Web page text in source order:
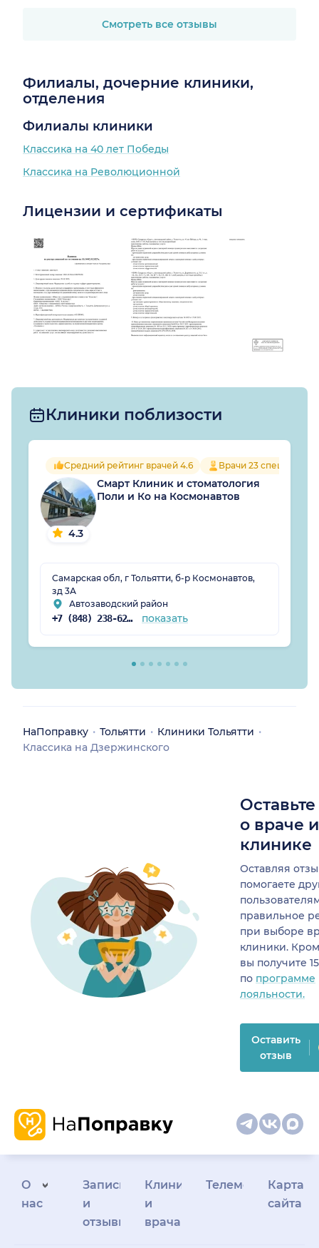
замечательному
сотрудниками клиники
"Классика"
Смотреть все отзывы
Филиалы, дочерние клиники,
отделения
Филиалы клиники
Классика на 40 лет Победы
Классика на Революционной
Лицензии и сертификаты
Клиники поблизости
Средний рейтинг врачей 4.6 Врачи 23
4.3
Смарт Клиник и стоматология
Поли и Ко на Космонавтов
Самарская обл, г Тольятти, б-р Космонавтов,
зд 3А
Автозаводский район
+7 (848) 238-62-92 показать
НаПоправку Тольятти
Клиники Тольятти
Классика на Дзержинского
о враче
клинике
Оставляя
помогаете
правильное
при выборе
клиники.
вы получите
по программе
лояльности.
Оставить
отзыв
О
нас
Запись
и
отзывы
Клиникам
и
врачам
Телемедицина
Карта
сайта